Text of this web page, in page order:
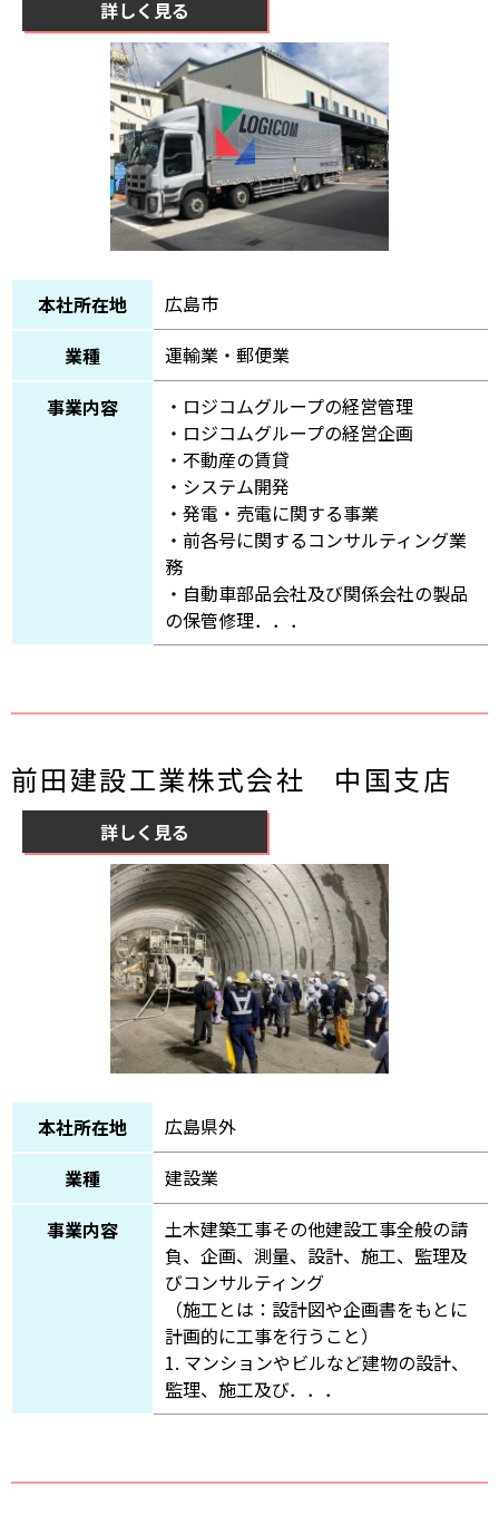
詳しく見る
本社所在地
広島市
業種
運輸業・郵便業
事業内容
・ロジコムグループの経営管理
・ロジコムグループの経営企画
・不動産の賃貸
・システム開発
・発電・売電に関する事業
・前各号に関するコンサルティング業
務
・自動車部品会社及び関係会社の製品
の保管修理．．．
前田建設工業株式会社 中国支店
詳しく見る
本社所在地
広島県外
業種
建設業
事業内容
土木建築工事その他建設工事全般の請
負、企画、測量、設計、施工、監理及
びコンサルティング
（施工とは：設計図や企画書をもとに
計画的に工事を行うこと）
1. マンションやビルなど建物の設計、
監理、施工及び．．．